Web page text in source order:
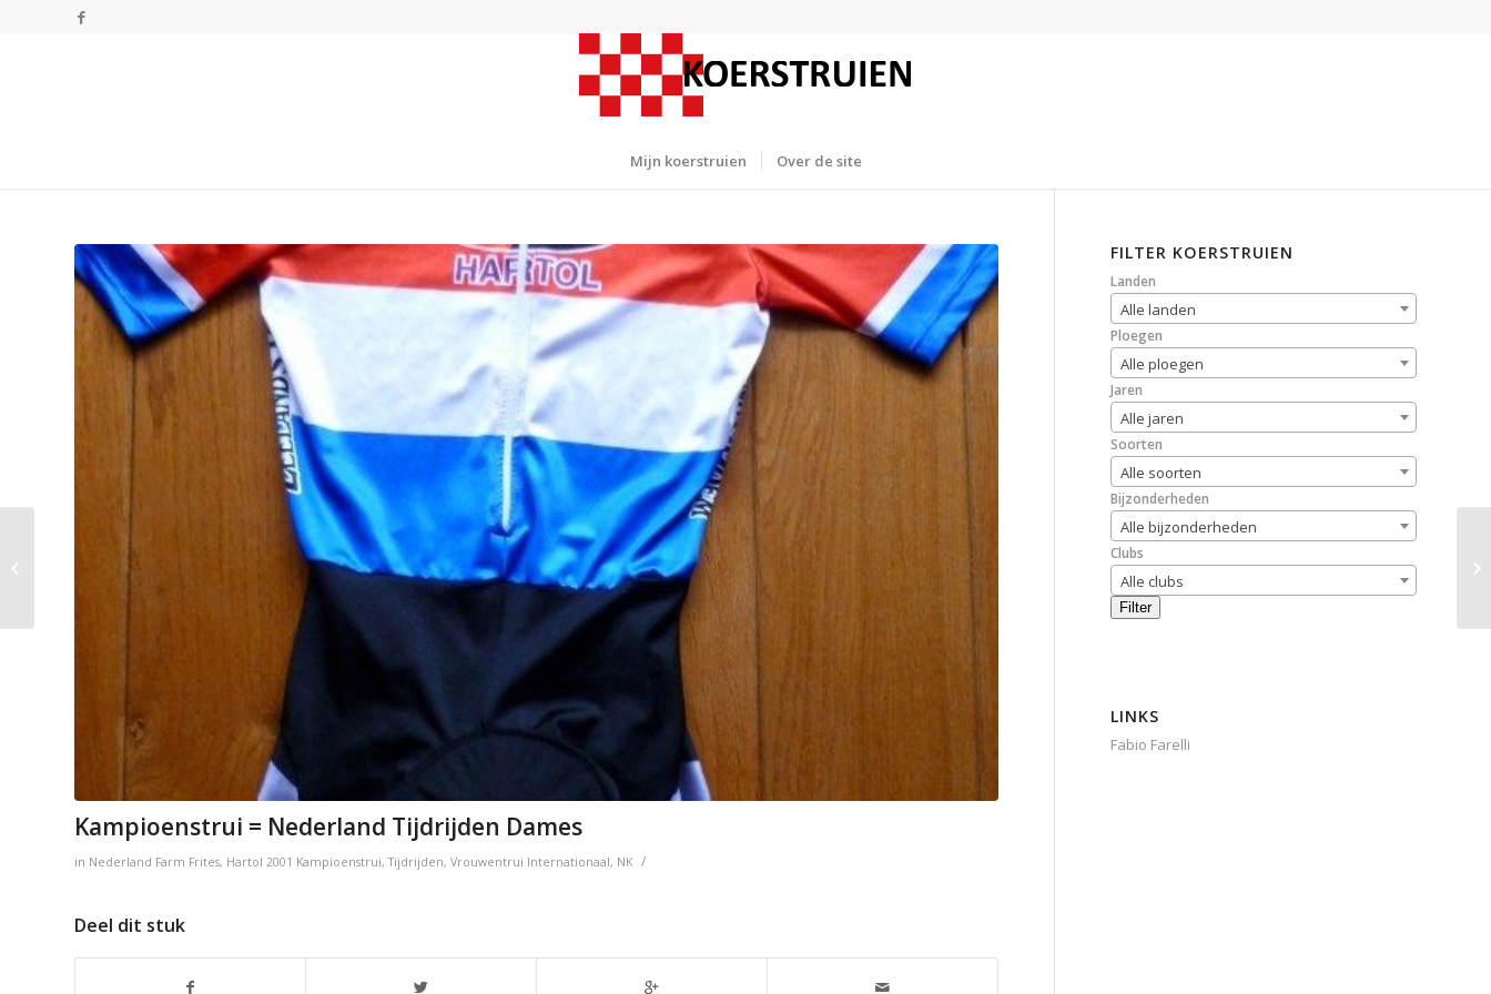
Mijn koerstruien Over de site
Kampioenstrui = Nederland Tijdrijden Dames
in Nederland Farm Frites, Hartol 2001 Kampioenstrui,Tijdrijden, Vrouwentrui Internationaal, NK /
Deel dit stuk
FILTER KOERSTRUIEN
Landen
Alle landen
Ploegen
Alle ploegen
Jaren
Alle jaren
Soorten
Alle soorten
Bijzonderheden
Alle bijzonderheden
Clubs
Alle clubs
Filter
LINKS
Fabio Farelli